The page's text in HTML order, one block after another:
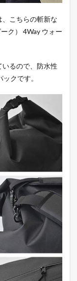
こちらの斬新な
ク） 4Way ウォー
いるので、防水性
クです。